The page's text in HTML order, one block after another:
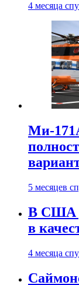
4 месяца
Ми-
5 месяцев
В США
в
4 месяца